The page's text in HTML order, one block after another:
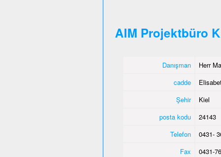
AIM Projektbüro
Danışman
Herr
cadde
Şehir
Kiel
posta kodu
24143
Telefon
0431-
Fax
0431-